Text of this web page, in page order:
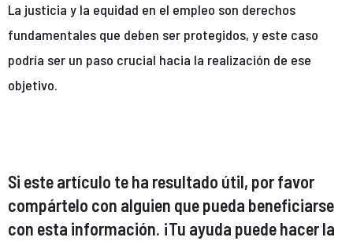
La justicia y la equidad en el empleo son derechos
fundamentales que deben ser protegidos, y este caso
podría ser un paso crucial hacia la realización de ese
objetivo.
Si este artículo te ha resultado útil, por favor
compártelo con alguien que pueda beneficiarse
con esta información. ¡Tu ayuda puede hacer la